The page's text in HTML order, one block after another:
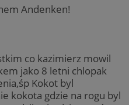
Andenken!
co kazimierz mowil
jako 8 letni chlopak
Kokot byl
kokota gdzie na rogu byl